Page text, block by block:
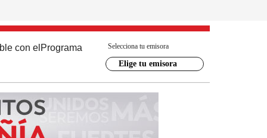
con el Programa Selecciona tu emisora
Elige tu emisora